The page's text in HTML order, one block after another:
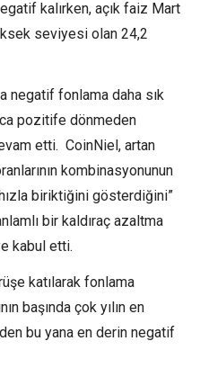
kalırken, açık faiz Mart
seviyesi olan 24,2
negatif fonlama daha sık
pozitife dönmeden
etti. CoinNiel, artan
kombinasyonunun
biriktiğini gösterdiğini”
bir kaldıraç azaltma
kabul etti.
katılarak fonlama
başında çok yılın en
bu yana en derin negatif